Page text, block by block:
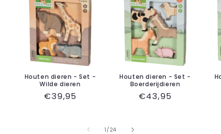
Houten dieren - Set -
Wilde dieren
Normale
€39,95
Houten dieren - Set -
Boerderijdieren
Normale
€43,95
1 / van
24